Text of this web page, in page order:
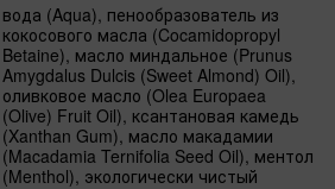
вода (Aqua), пенообразователь из
кокосового масла (Cocamidopropyl
Betaine), масло миндальное (Prunus
Amygdalus Dulcis (Sweet Almond) Oil),
оливковое масло (Olea Europaea
(Olive) Fruit Oil), ксантановая камедь
(Xanthan Gum), масло макадамии
(Macadamia Ternifolia Seed Oil), ментол
(Menthol), экологически чистый